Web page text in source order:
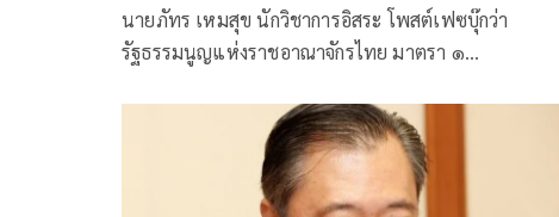
นายภัทร เหมสุข นักวิชาการอิสระ โพสต์เฟซบุ๊กว่า
รัฐธรรมนูญแห่งราชอาณาจักรไทย มาตรา ๑